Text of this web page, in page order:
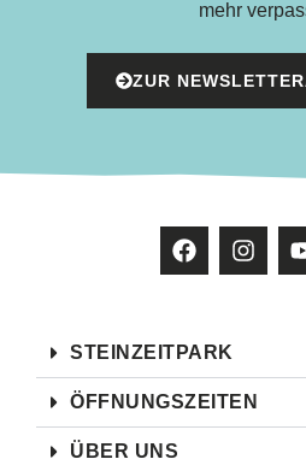
mehr
ZUR
STEINZEITPARK
ÖFFNUNGSZEITEN
ÜBER UNS